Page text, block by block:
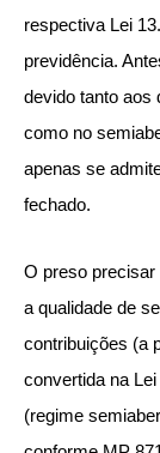
respectiva Lei
previdência.
devido tanto aos
como no
apenas se
fechado.
O preso
a qualidade de
contribuições (a
convertida na
(regime